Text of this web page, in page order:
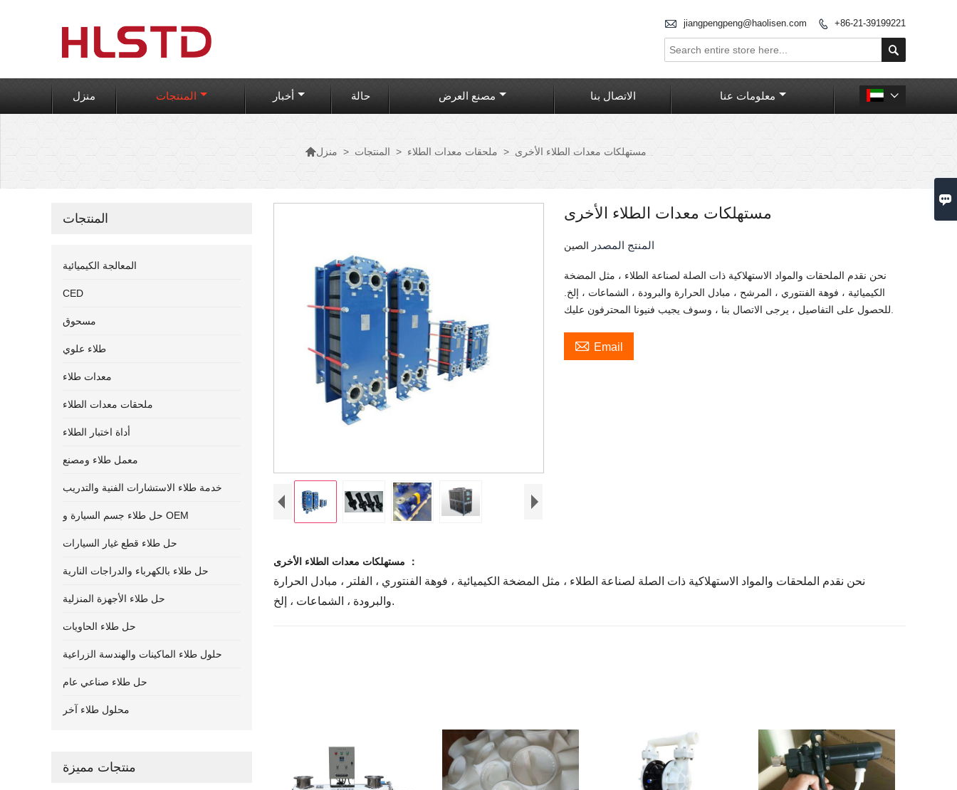

 jiangpengpeng@haolisen.com  +86-21-39199221

منزل المنتجات أخبار حالة مصنع العرض الاتصال بنا معلومات عنا 
منزل > المنتجات > ملحقات معدات الطلاء > مستهلكات معدات الطلاء الأخرى
مستهلكات معدات الطلاء الأخرى
المنتج المصدر الصين
نحن نقدم الملحقات والمواد الاستهلاكية ذات الصلة لصناعة الطلاء ، مثل المضخة
الكيميائية ، فوهة الفنتوري ، المرشح ، مبادل الحرارة والبرودة ، الشماعات ، إلخ.
 Email
مستهلكات معدات الطلاء الأخرى ：
نحن نقدم الملحقات والمواد الاستهلاكية ذات الصلة لصناعة الطلاء ، مثل المضخة الكيميائية ، فوهة الفنتوري ، الفلتر ، مبادل الحرارة
والبرودة ، الشماعات ، إلخ.
المنتجات
المعالجة الكيميائية
CED
مسحوق
طلاء علوي
معدات طلاء
ملحقات معدات الطلاء
أداة اختبار الطلاء
معمل طلاء ومصنع
خدمة طلاء الاستشارات الفنية والتدريب
حل طلاء جسم السيارة و OEM
حل طلاء قطع غيار السيارات
حل طلاء بالكهرباء والدراجات النارية
حل طلاء الأجهزة المنزلية
حل طلاء الحاويات
حلول طلاء الماكينات والهندسة الزراعية
حل طلاء صناعي عام
محلول طلاء آخر
منتجات مميزة